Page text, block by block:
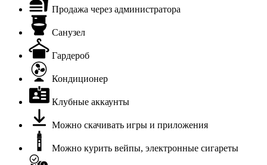
Продажа через администратора
Санузел
Гардероб
Кондиционер
Клубные аккаунты
Можно скачивать игры и приложения
Можно курить вейпы, электронные сигареты